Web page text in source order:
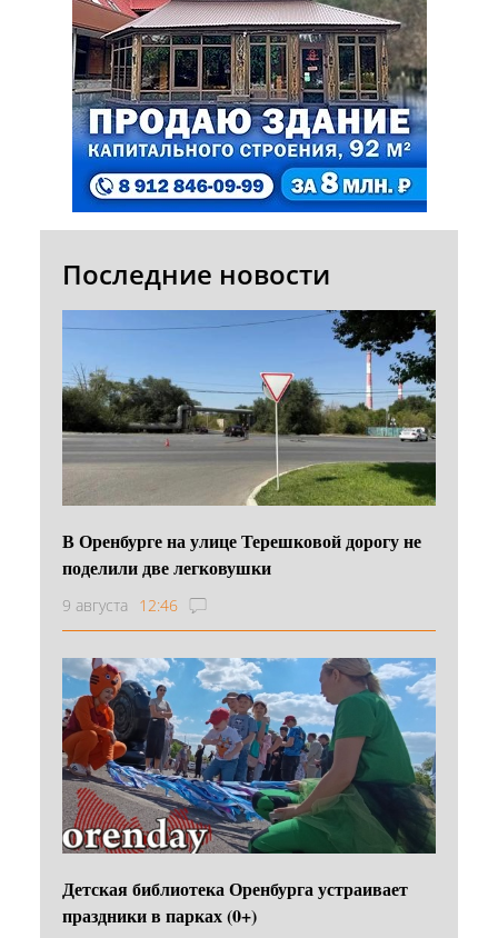
Последние новости
В Оренбурге на улице Терешковой дорогу не
поделили две легковушки
9 августа 12:46
Детская библиотека Оренбурга устраивает
праздники в парках (0+)